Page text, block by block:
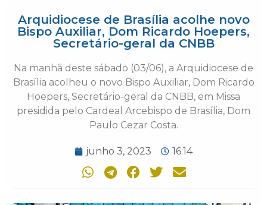
Arquidiocese de Brasília acolhe novo
Bispo Auxiliar, Dom Ricardo Hoepers,
Secretário-geral da CNBB
Na manhã deste sábado (03/06), a Arquidiocese de
Brasília acolheu o novo Bispo Auxiliar, Dom Ricardo
Hoepers, Secretário-geral da CNBB, em Missa
presidida pelo Cardeal Arcebispo de Brasília, Dom
Paulo Cezar Costa.
junho 3, 2023 16:14